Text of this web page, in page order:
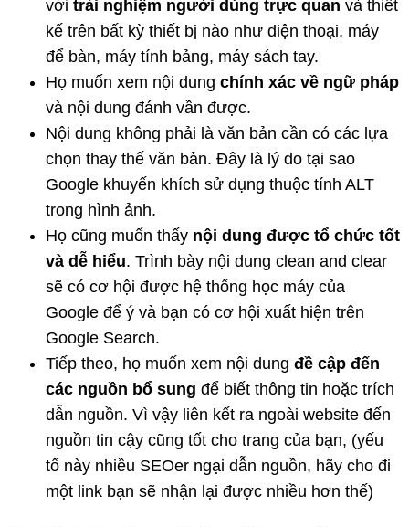
với trải nghiệm người dùng trực quan và thiết
kế trên bất kỳ thiết bị nào như điện thoại, máy
để bàn, máy tính bảng, máy sách tay.
Họ muốn xem nội dung chính xác về ngữ pháp
và nội dung đánh vần được.
Nội dung không phải là văn bản cần có các lựa
chọn thay thế văn bản. Đây là lý do tại sao
Google khuyến khích sử dụng thuộc tính ALT
trong hình ảnh.
Họ cũng muốn thấy nội dung được tổ chức tốt
và dễ hiểu. Trình bày nội dung clean and clear
sẽ có cơ hội được hệ thống học máy của
Google để ý và bạn có cơ hội xuất hiện trên
Google Search.
Tiếp theo, họ muốn xem nội dung đề cập đến
các nguồn bổ sung để biết thông tin hoặc trích
dẫn nguồn. Vì vậy liên kết ra ngoài website đến
nguồn tin cậy cũng tốt cho trang của bạn, (yếu
tố này nhiều SEOer ngại dẫn nguồn, hãy cho đi
một link bạn sẽ nhận lại được nhiều hơn thế)